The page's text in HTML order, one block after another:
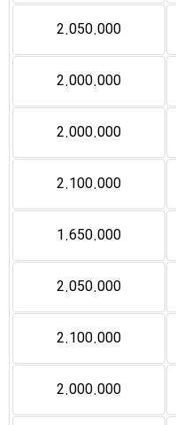
2.050.000
2.000.000
2.000.000
2.100.000
1.650.000
2.050.000
2.100.000
2.000.000